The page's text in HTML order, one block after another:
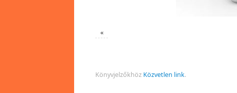
«
Könyvjelzőkhöz Közvetlen link.